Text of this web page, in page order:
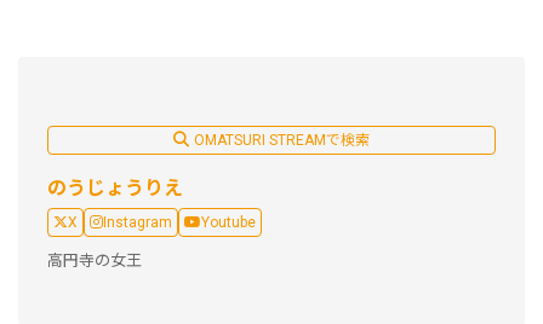
OMATSURI STREAMで検索
のうじょうりえ
X Instagram Youtube
高円寺の女王